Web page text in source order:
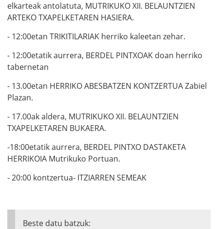
elkarteak antolatuta, MUTRIKUKO XII. BELAUNTZIEN
ARTEKO TXAPELKETAREN HASIERA.
- 12:00etan TRIKITILARIAK herriko kaleetan zehar.
- 12:00etatik aurrera, BERDEL PINTXOAK doan herriko
tabernetan
- 13.00etan HERRIKO ABESBATZEN KONTZERTUA Zabiel
Plazan.
- 17.00ak aldera, MUTRIKUKO XII. BELAUNTZIEN
TXAPELKETAREN BUKAERA.
-18:00etatik aurrera, BERDEL PINTXO DASTAKETA
HERRIKOIA Mutrikuko Portuan.
- 20:00 kontzertua- ITZIARREN SEMEAK
Beste datu batzuk: